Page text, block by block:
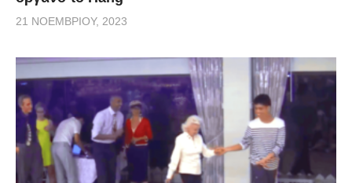
21 ΝΟΕΜΒΡΊΟΥ, 2023